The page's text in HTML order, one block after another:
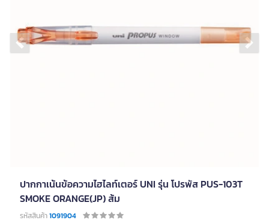
Previous slide
ปากกาเน้นข้อความไฮไลท์เตอร์ UNI รุ่น โปรพัส PUS-103T
SMOKE ORANGE(JP) ส้ม
รหัสสินค้า1091904